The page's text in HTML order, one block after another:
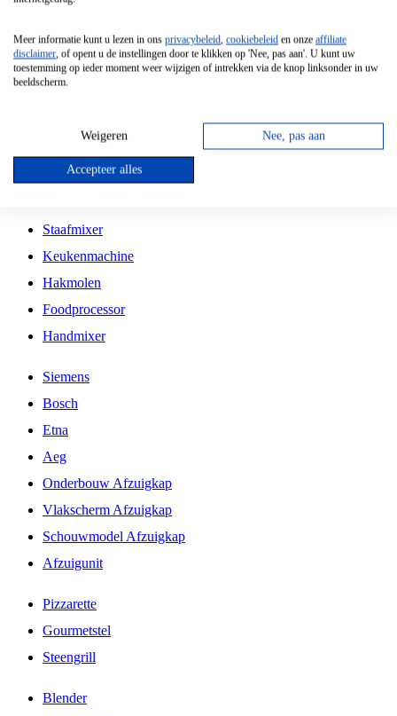
Vrijstaande Magnetron
Vrijstaande Kookplaat
Inbouw Gaskookplaat
Inbouw Keramische Kookplaat
Kookplaat Accessoires
Staafmixer
Keukenmachine
Hakmolen
Foodprocessor
Handmixer
Siemens
Bosch
Etna
Aeg
Onderbouw Afzuigkap
Vlakscherm Afzuigkap
Schouwmodel Afzuigkap
Afzuigunit
Pizzarette
Gourmetstel
Steengrill
Blender
Meer informatie kunt u lezen in ons privacybeleid, cookiebeleid en onze affiliate
disclaimer, of opent u de instellingen door te klikken op 'Nee, pas aan'. U kunt uw
toestemming op ieder moment weer wijzigen of intrekken via de knop linksonder in uw
beeldscherm.
Weigeren Nee, pas aan
Accepteer alles